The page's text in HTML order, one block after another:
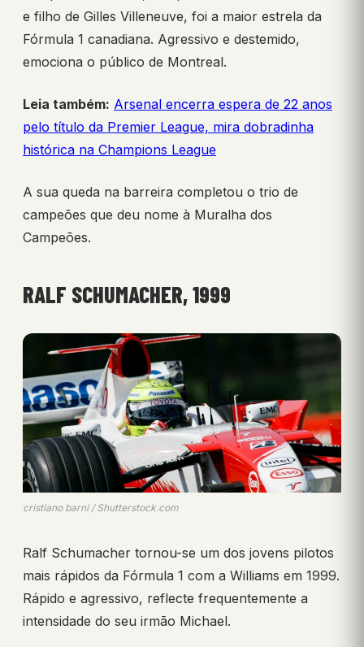
e filho de Gilles Villeneuve, foi a maior estrela da
Fórmula 1 canadiana. Agressivo e destemido,
emociona o público de Montreal.
Leia também: Arsenal encerra espera de 22 anos
pelo título da Premier League, mira dobradinha
histórica na Champions League
A sua queda na barreira completou o trio de
campeões que deu nome à Muralha dos
Campeões.
RALF SCHUMACHER, 1999
cristiano barni / Shutterstock.com
Ralf Schumacher tornou-se um dos jovens pilotos
mais rápidos da Fórmula 1 com a Williams em 1999.
Rápido e agressivo, reflecte frequentemente a
intensidade do seu irmão Michael.